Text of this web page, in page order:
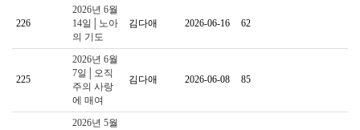
226
2026년 6월
14일│노아
의 기도
김다애 2026-06-16 62
225
2026년 6월
7일│오직
주의 사랑
에 매여
김다애 2026-06-08 85
2026년 5월